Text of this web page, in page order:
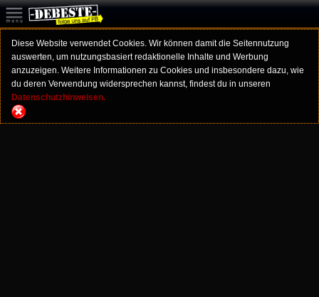
Diese Website verwendet Cookies. Wir können damit die Seitennutzung
auswerten, um nutzungsbasiert redaktionelle Inhalte und Werbung
anzuzeigen. Weitere Informationen zu Cookies und insbesondere dazu, wie
du deren Verwendung widersprechen kannst, findest du in unseren
Datenschutzhinweisen.